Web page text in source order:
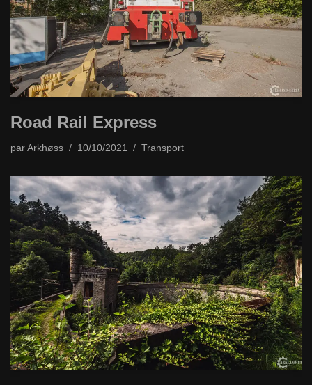
Road Rail Express
par Arkhøss 10/10/2021 Transport